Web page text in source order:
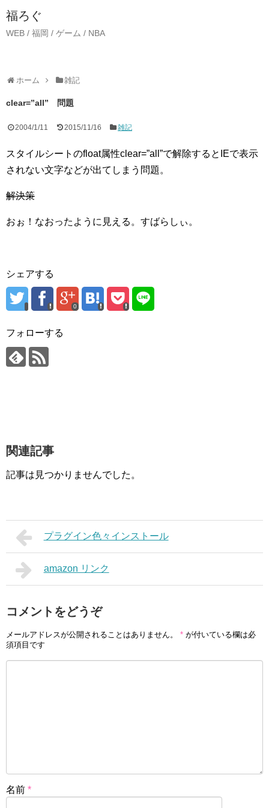
福ろぐ
WEB / 福岡 / ゲーム / NBA
ホーム 雑記
clear=”all” 問題
2004/1/11 2015/11/16 雑記
スタイルシートのfloat属性clear=”all”で解除するとIEで表示
されない文字などが出てしまう問題。
解決策
おぉ！なおったように見える。すばらしぃ。
シェアする
0
フォローする
関連記事
記事は見つかりませんでした。
プラグイン色々インストール
amazon リンク
コメントをどうぞ
メールアドレスが公開されることはありません。 * が付いている欄は必
須項目です
名前 *